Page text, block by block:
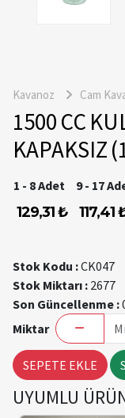
Kavanoz Cam
1500 CC
KAPAKSIZ
1 - 8 Adet 9 - 17
129,31 ₺ 117,41
Stok Kodu :CK047
Stok Miktarı : 2677
Son Güncellenme :
Miktar
SEPETE EKLE
UYUMLU